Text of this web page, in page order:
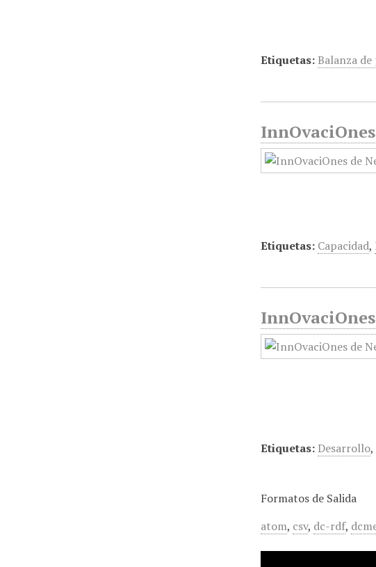
Etiquetas: Balanza de
Etiquetas: Capacidad,
Etiquetas: Desarrollo,
Formatos de Salida
atom, csv, dc-rdf,